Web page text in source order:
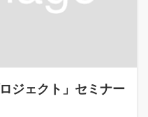
ジェクト」セミナー